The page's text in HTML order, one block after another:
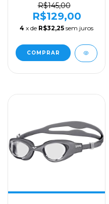
R$145,00
R$129,00
4 x de R$32,25 sem juros